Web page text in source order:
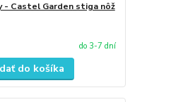
- Castel Garden stiga nôž
do 3-7 dní
do košíka